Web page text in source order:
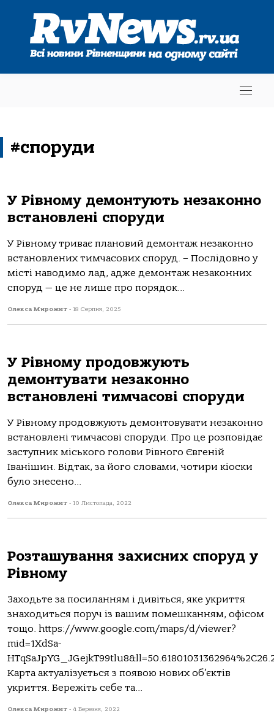
#споруди
У Рівному демонтують незаконно
встановлені споруди
У Рівному триває плановий демонтаж незаконно
встановлених тимчасових споруд. – Послідовно у
місті наводимо лад, адже демонтаж незаконних
споруд — це не лише про порядок...
Олекса Мирожит - 18 Серпня, 2025
У Рівному продовжують
демонтувати незаконно
встановлені тимчасові споруди
У Рівному продовжують демонтовувати незаконно
встановлені тимчасові споруди. Про це розповідає
заступник міського голови Рівного Євгеній
Іванішин. Відтак, за його словами, чотири кіоски
було знесено...
Олекса Мирожит - 10 Листопада, 2022
Розташування захисних споруд у
Рівному
Заходьте за посиланням і дивіться, яке укриття
знаходиться поруч із вашим помешканням, офісом
тощо. https://www.google.com/maps/d/viewer?
mid=1XdSa-
Карта актуалізується з появою нових об’єктів
укриття. Бережіть себе та...
Олекса Мирожит - 4 Березня, 2022